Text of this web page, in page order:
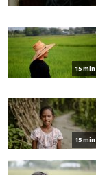
15 min
15 min